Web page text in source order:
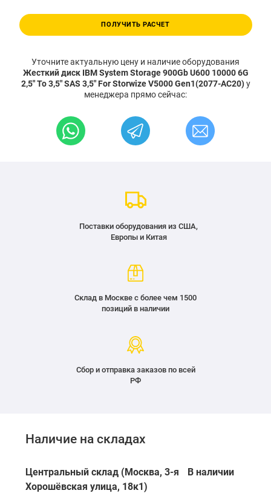
ПОЛУЧИТЬ РАСЧЕТ
Уточните актуальную цену и наличие оборудования
Жесткий диск IBM System Storage 900Gb U600 10000 6G
2,5" To 3,5" SAS 3,5" For Storwize V5000 Gen1(2077-AC20)у
менеджера прямо сейчас:
Поставки оборудования из США,
Европы и Китая
Склад в Москве с более чем 1500
позиций в наличии
Сбор и отправка заказов по всей
РФ
Наличие на складах
Центральный склад (Москва, 3-я
Хорошёвская улица, 18к1)
В наличии